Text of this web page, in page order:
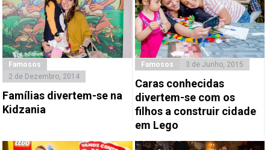
Famosos
2 de Dezembro, 2014
Famílias divertem-se na
Kidzania
Famosos 3 de Junho, 2015
Caras conhecidas
divertem-se com os
filhos a construir cidade
em Lego